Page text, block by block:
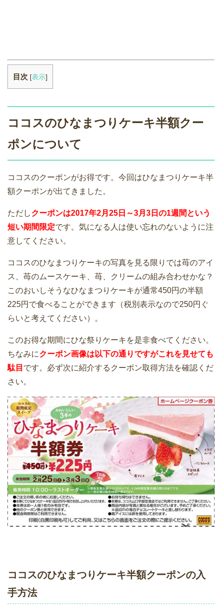
目次 [表示]
ココスのひなまつりケーキ半額クー
ポンについて
ココスのクーポンがお得です。今回はひなまつりケーキ半
額クーポンが出てきました。
ただしクーポンは2017年2月25日～3月3日の1週間という
短い期間限定です。気になる人は使い忘れのないように注
意してください。
ココスのひなまつりケーキの写真を見る限りでは苺のアイ
ス、苺のムースケーキ、苺、クリームの組み合わせかな？
このおいしそうなひなまつりケーキが通常450円の半額
225円で食べることができます（税別表示なので250円ぐ
らいと考えてください）。
このお得な期間にひな祭りケーキを是非食べてください。
ちなみにクーポン画像は以下の通りですがこれを見せても
駄目 です。必ず次に紹介するクーポン取得方法を確認くだ
さい。
ココスのひなまつりケーキ半額クーポンの入
手方法